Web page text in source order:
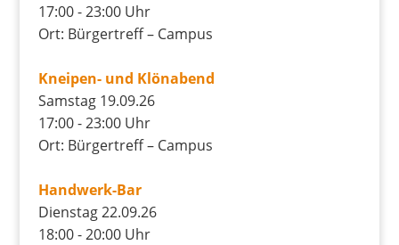
17:00 - 23:00 Uhr
Ort: Bürgertreff – Campus
Kneipen- und Klönabend
Samstag 19.09.26
17:00 - 23:00 Uhr
Ort: Bürgertreff – Campus
Handwerk-Bar
Dienstag 22.09.26
18:00 - 20:00 Uhr